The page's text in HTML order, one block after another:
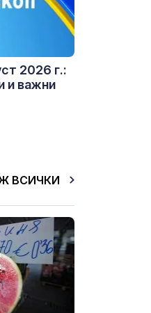
2026 г.:
и важни
ВСИЧКИ